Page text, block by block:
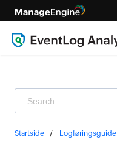
Startside Logføringsguide